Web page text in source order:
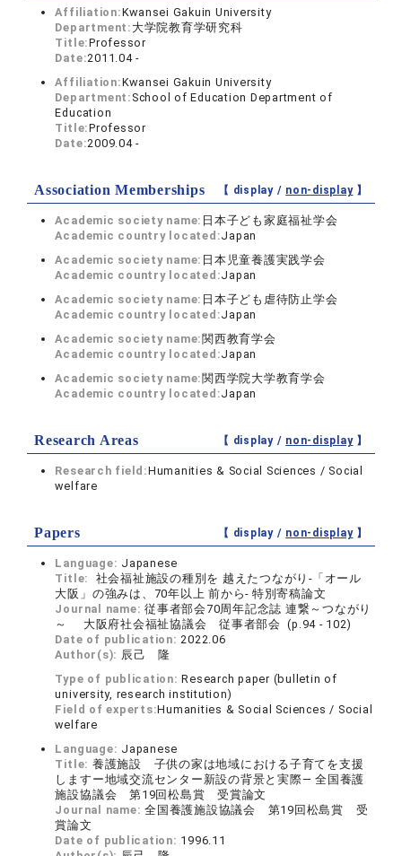
Affiliation:Kwansei Gakuin University
Department: 大学院教育学研究科
Title:Professor
Date:2011.04 -
Affiliation:Kwansei Gakuin University
Department: School of Education Department of
Education
Title:Professor
Date:2009.04 -
Association Memberships 【 display / non-display】
Academic society name: 日本子ども家庭福祉学会
Academic country located:Japan
Academic society name: 日本児童養護実践学会
Academic country located:Japan
Academic society name: 日本子ども虐待防止学会
Academic country located:Japan
Academic society name: 関西教育学会
Academic country located:Japan
Academic society name: 関西学院大学教育学会
Academic country located:Japan
Research Areas 【 display / non-display】
Research field:Humanities & Social Sciences / Social
welfare
Papers 【 display / non-display】
Language: Japanese
Title:
社会福祉施設の種別を 越えたつながり-「オール
大阪」の強みは、70年以上 前から- 特別寄稿論文
Journal name:従事者部会70周年記念誌 連繋～つながり
～ 大阪府社会福祉協議会 従事者部会 (p.94 - 102)
Date of publication: 2022.06
Author(s): 辰己 隆
Type of publication:Research paper (bulletin of
university, research institution)
Field of experts:Humanities & Social Sciences / Social
welfare
Language: Japanese
Title: 養護施設 子供の家は地域における子育てを支援
しますー地域交流センター新設の背景と実際― 全国養護
施設協議会 第19回松島賞 受賞論文
Journal name:全国養護施設協議会 第19回松島賞 受
賞論文
Date of publication: 1996.11